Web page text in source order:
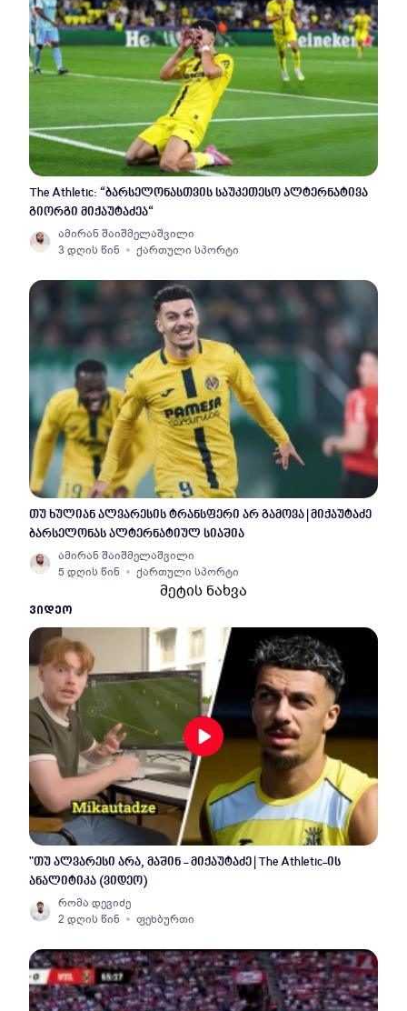
The Athletic: “ბარსელონასთვის საუკეთესო ალტერნატივა
გიორგი მიქაუტაძეა“
ამირან შაიშმელაშვილი
3 დღის წინ
ქართული სპორტი
თუ ხულიან ალვარესის ტრანსფერი არ გამოვა | მიქაუტაძე
ბარსელონას ალტერნატიულ სიაშია
ამირან შაიშმელაშვილი
5 დღის წინ
ქართული სპორტი
მეტის ნახვა
ᲕᲘᲓᲔᲝ
"თუ ალვარესი არა, მაშინ - მიქაუტაძე | The Athletic-ის
ანალიტიკა (ვიდეო)
რომა დევიძე
2 დღის წინ
ფეხბურთი